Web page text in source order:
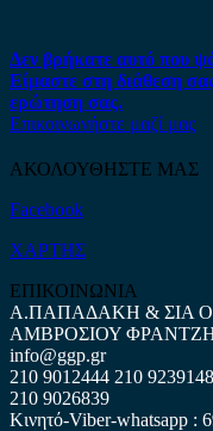
Δεν βρήκατε αυτό που
Είμαστε στη διάθεση
ερώτηση σας.
Επικοινωνήστε μαζί μας
ΑΚΟΛΟΥΘΗΣΤΕ ΜΑΣ
Facebook
ΧΑΡΤΗΣ
ΕΠΙΚΟΙΝΩΝΙΑ
Α.ΠΑΠΑΔΑΚΗ & ΣΙΑ
ΑΜΒΡΟΣΙΟΥ
info@ggp.gr
210 9012444 210 9239148
210 9026839
Κινητό-Viber-whatsapp :